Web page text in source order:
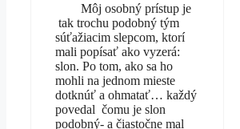
Môj osobný prístup je
tak trochu podobný tým
súťažiacim slepcom, ktorí
mali popísať ako vyzerá:
slon. Po tom, ako sa ho
mohli na jednom mieste
dotknúť a ohmatať… každý
povedal čomu je slon
podobný- a čiastočne mal